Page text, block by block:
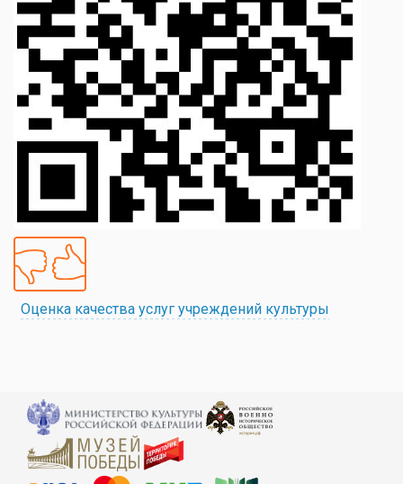
Оценка качества услуг учреждений культуры